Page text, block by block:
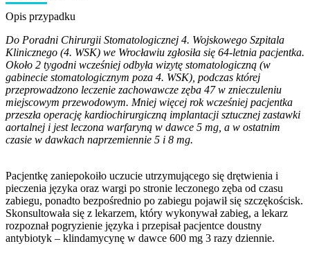
Opis przypadku
Do Poradni Chirurgii Stomatologicznej 4. Wojskowego Szpitala
Klinicznego (4. WSK) we Wrocławiu zgłosiła się 64-letnia pacjentka.
Około 2 tygodni wcześniej odbyła wizytę stomatologiczną (w
gabinecie stomatologicznym poza 4. WSK), podczas której
przeprowadzono leczenie zachowawcze zęba 47 w znieczuleniu
miejscowym przewodowym. Mniej więcej rok wcześniej pacjentka
przeszła operację kardiochirurgiczną implantacji sztucznej zastawki
aortalnej i jest leczona warfaryną w dawce 5 mg, a w ostatnim
czasie w dawkach naprzemiennie 5 i 8 mg.
Pacjentkę zaniepokoiło uczucie utrzymującego się drętwienia i
pieczenia języka oraz wargi po stronie leczonego zęba od czasu
zabiegu, ponadto bezpośrednio po zabiegu pojawił się szczękościsk.
Skonsultowała się z lekarzem, który wykonywał zabieg, a lekarz
rozpoznał pogryzienie języka i przepisał pacjentce doustny
antybiotyk – klindamycynę w dawce 600 mg 3 razy dziennie.